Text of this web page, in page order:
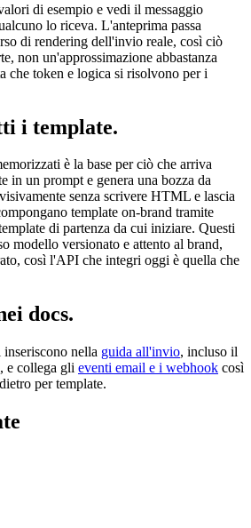
di esempio e vedi il messaggio
lo riceva. L'anteprima passa
di rendering dell'invio reale, così ciò
non un'approssimazione abbastanza
che token e logica si risolvono per i
i template.
è la base per ciò che arriva
in un prompt e genera una bozza da
senza scrivere HTML e lascia
template on-brand tramite
di partenza da cui iniziare. Questi
modello versionato e attento al brand,
così l'API che integri oggi è quella che
docs.
nella guida all'invio, incluso il
e collega gli eventi email e i webhook così
per template.